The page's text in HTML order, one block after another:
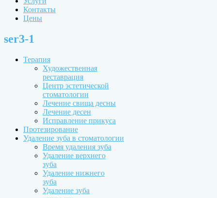
Контакты
Цены
ser3-1
Терапия
Художественная
реставрация
Центр эстетической
стоматологии
Лечение свища десны
Лечение десен
Исправление прикуса
Протезирование
Удаление зуба в стоматологии
Время удаления зуба
Удаление верхнего
зуба
Удаление нижнего
зуба
Удаление зуба